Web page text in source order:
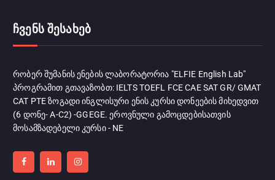
ჩვენს შესახებ
რობერ შუმანის ენების ლაბორატორია "ELFIE English Lab"
პროგრამით გთავაზობთ: IELTS TOEFL FCE CAE SAT GR/ GMAT
CAT PTE ზოგადი ინგლისური ენის კურსი დონეების მიხედვით
(6 დონე- A-C2) -GGEGE. ეროვნული გამოცდებისათვის
მოსამზადებელი კურსი - NE